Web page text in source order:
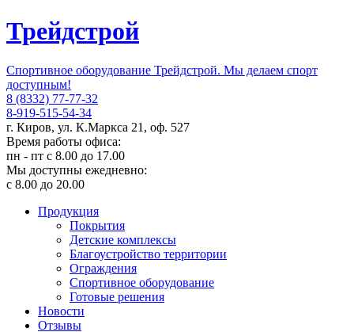
Трейдстрой
Спортивное оборудование Трейдстрой. Мы делаем спорт
доступным!
8 (8332) 77-77-32
8-919-515-54-34
г. Киров, ул. К.Маркса 21, оф. 527
Время работы офиса:
пн - пт с 8.00 до 17.00
Мы доступны ежедневно:
с 8.00 до 20.00
Продукция
Покрытия
Детские комплексы
Благоустройство территории
Ограждения
Спортивное оборудование
Готовые решения
Новости
Отзывы